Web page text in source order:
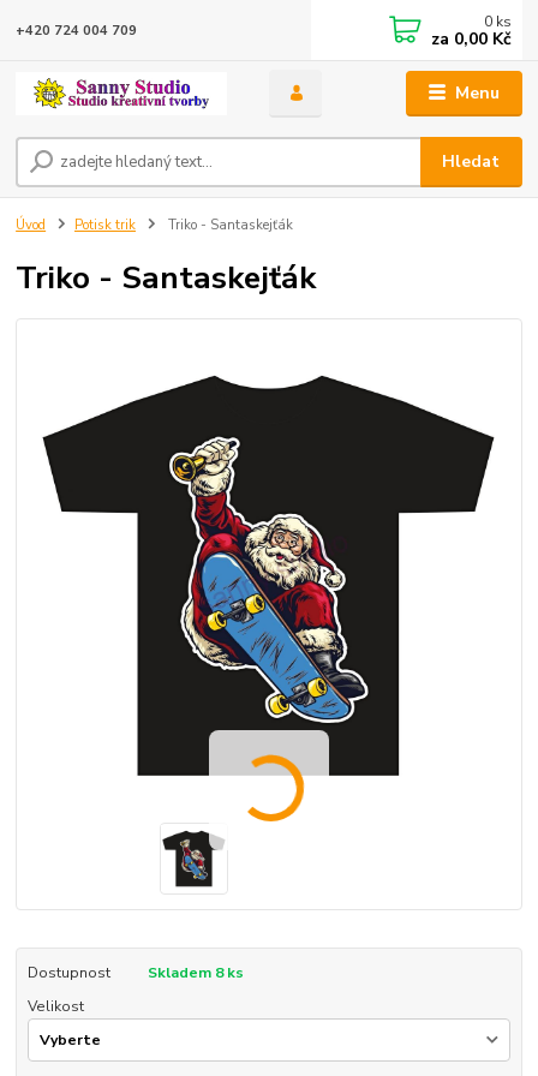
Menu
Hledat
+420 724 004 709 0 ks
za 0,00 Kč
Úvod Potisk trik Triko - Santaskejťák
Triko - Santaskejťák
Dostupnost
Skladem 8 ks
Velikost